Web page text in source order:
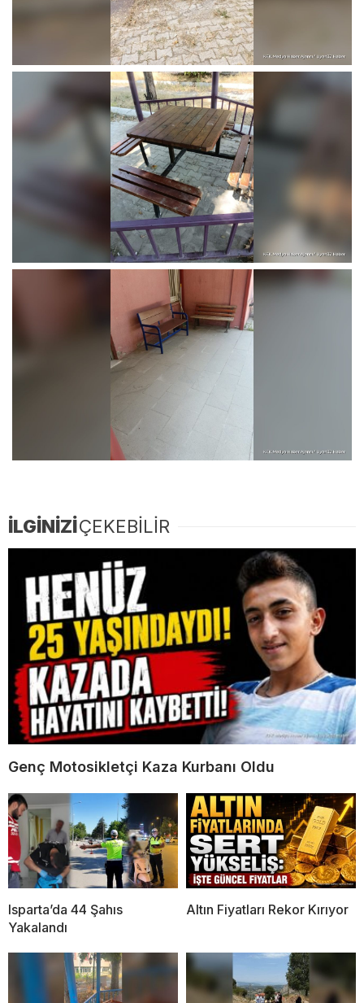
İLGİNİZİÇEKEBİLİR
Genç Motosikletçi Kaza Kurbanı Oldu
Isparta’da 44 Şahıs
Yakalandı
Altın Fiyatları Rekor Kırıyor